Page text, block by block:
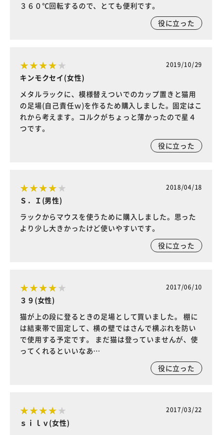
３６０℃回転するので、とても便利です。
役に立った
2019/10/29
キンモクセイ(女性)
メタルラックに、模様替えついでのカップ置きと猫用
の足場(自己責任ｗ)を作るため購入しました。固定はこ
れから考えます。コルクがちょっと薄かったので星４
つです。
役に立った
2018/04/18
Ｓ．Ｉ(男性)
ラックからマウスを使うために購入しました。思った
より少し大きかったけど使いやすいです。
役に立った
2017/06/10
３９(女性)
猫が上の段に登るときの足場として買いました。 棚に
は結束帯で固定して、横の壁ではさんで横ぶれを防い
で使用する予定です。 まだ猫は登っていませんが、使
ってくれるといいなあ…
役に立った
2017/03/22
ｓｉｌｖ(女性)